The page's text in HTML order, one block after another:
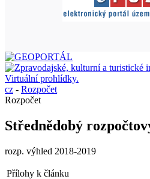
cz - Rozpočet
Rozpočet
Střednědobý
rozp. výhled 2018-2019
Přílohy k článku